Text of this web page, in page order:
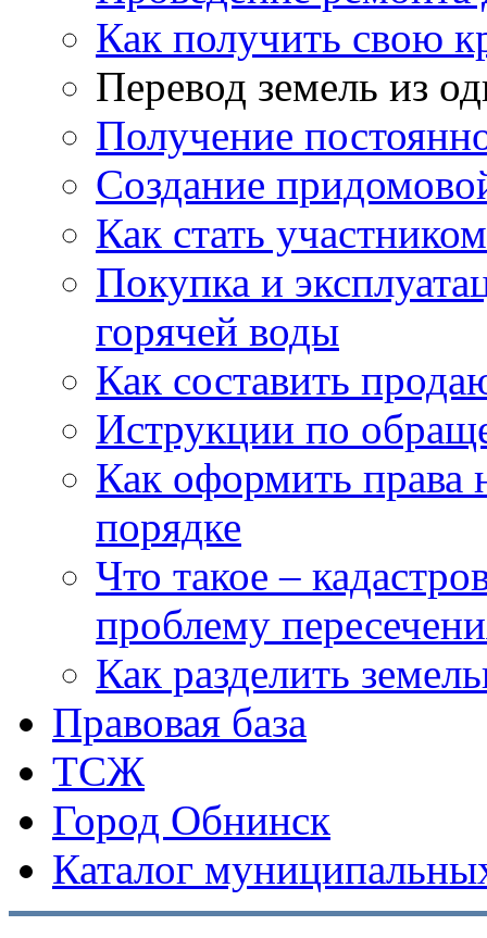
Как получить свою
Перевод земель из
Получение
Создание
Как стать
Покупка и
горячей воды
Как составить
Иструкции по
Как оформить
порядке
Что такое –
проблему
Как разделить
Правовая база
ТСЖ
Город Обнинск
Каталог